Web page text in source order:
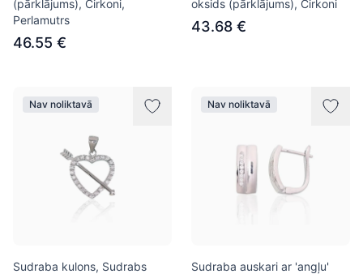
(pārklājums), Cirkoni,
Perlamutrs
46.55 €
oksids (pārklājums), Cirkoni
43.68 €
Nav noliktavā
Sudraba kulons, Sudrabs
Nav noliktavā
Sudraba auskari ar 'angļu'